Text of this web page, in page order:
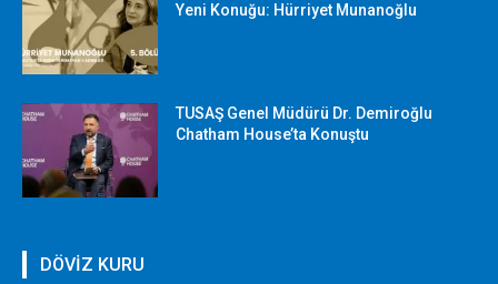
Yeni Konuğu: Hürriyet Munanoğlu
TUSAŞ Genel Müdürü Dr. Demiroğlu
Chatham House’ta Konuştu
DÖVİZ KURU